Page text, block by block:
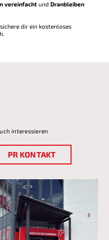
vereinfacht undDranbleiben
dir ein kostenloses
interessieren
PR KONTAKT